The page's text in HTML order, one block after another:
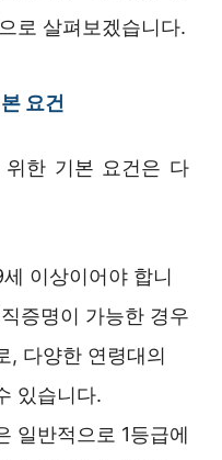
로 살펴보겠습니다.
요건
위한 기본 요건은 다
이상이어야 합니
증명이 가능한 경우
, 다양한 연령대의
있습니다.
일반적으로 1등급에